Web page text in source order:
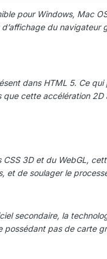
pour Windows, Mac
du
dans HTML 5. Ce
cette accélération 2D
3D et du WebGL,
et de soulager le
secondaire, la
pas de carte